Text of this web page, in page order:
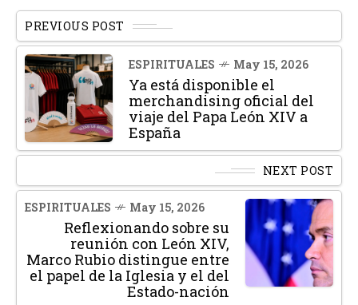
PREVIOUS POST
ESPIRITUALES May 15, 2026
Ya está disponible el
merchandising oficial del
viaje del Papa León XIV a
España
NEXT POST
ESPIRITUALES May 15, 2026
Reflexionando sobre su
reunión con León XIV,
Marco Rubio distingue entre
el papel de la Iglesia y el del
Estado-nación